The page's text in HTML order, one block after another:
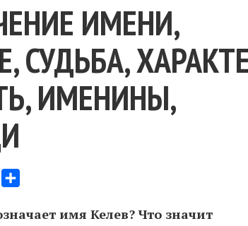
ИМЕНИ,
СУДЬБА,
ИМЕНИНЫ,
Skype
имя Келев? Что значит